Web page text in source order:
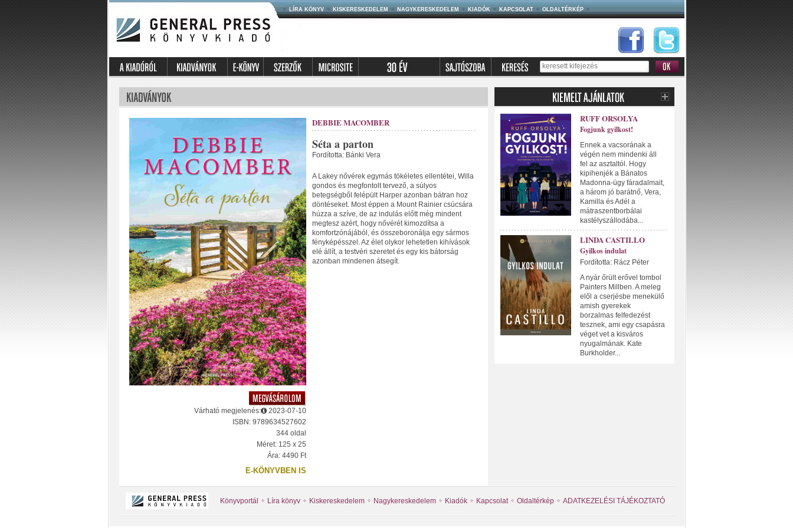
LÍRA KÖNYV KISKERESKEDELEM NAGYKERESKEDELEM KIADÓK KAPCSOLAT OLDALTÉRKÉP
Várható megjelenés:
2023-07-10
ISBN: 9789634527602
344 oldal
Méret: 125 x 25
Ára: 4490 Ft
E-KÖNYVBEN IS
DEBBIE MACOMBER
Séta a parton
Fordította: Bánki Vera
A Lakey nővérek egymás tökéletes ellentétei, Willa
gondos és megfontolt tervező, a súlyos
betegségből felépült Harper azonban bátran hoz
döntéseket. Most éppen a Mount Rainier csúcsára
húzza a szíve, de az indulás előtt még mindent
megtesz azért, hogy nővérét kimozdítsa a
komfortzónájából, és összeboronálja egy sármos
fényképésszel. Az élet olykor lehetetlen kihívások
elé állít, a testvéri szeretet és egy kis bátorság
azonban mindenen átsegít.
RUFF ORSOLYA
Fogjunk gyilkost!
Ennek a vacsorának a
végén nem mindenki áll
fel az asztaltól. Hogy
kipihenjék a Bánatos
Madonna-ügy fáradalmait,
a három jó barátnő, Vera,
Kamilla és Adél a
mátraszentborbálai
kastélyszállodába...
LINDA CASTILLO
Gyilkos indulat
Fordította: Rácz Péter
A nyár őrült erővel tombol
Painters Millben. A meleg
elől a cserjésbe menekülő
amish gyerekek
borzalmas felfedezést
tesznek, ami egy csapásra
véget vet a kisváros
nyugalmának. Kate
Burkholder...
Könyvportál Líra könyv Kiskereskedelem Nagykereskedelem Kiadók Kapcsolat Oldaltérkép ADATKEZELÉSI TÁJÉKOZTATÓ